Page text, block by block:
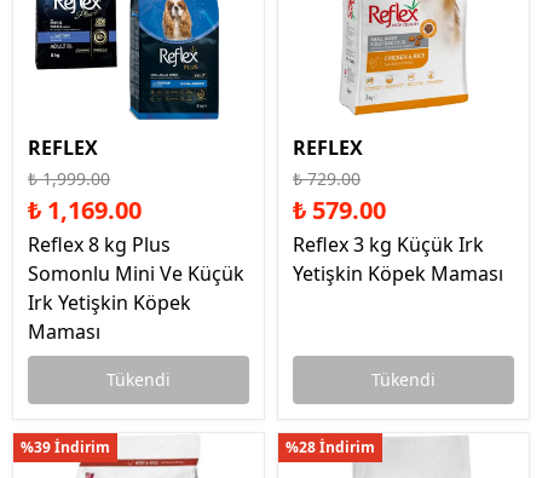
REFLEX
₺ 1,999.00
₺ 1,169.00
Reflex 8 kg Plus
Somonlu Mini Ve Küçük
Irk Yetişkin Köpek
Maması
Tükendi
REFLEX
₺ 729.00
₺ 579.00
Reflex 3 kg Küçük Irk
Yetişkin Köpek Maması
Tükendi
%39 İndirim %28 İndirim